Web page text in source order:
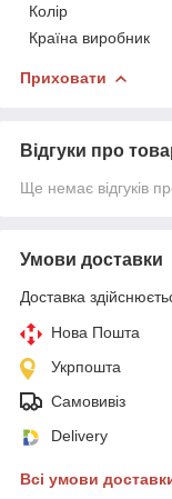
Колір
Країна виробник
Приховати
Відгуки про
Ще немає відгуків
Умови доставки
Доставка
Нова Пошта
Укрпошта
Самовивіз
Delivery
Всі умови